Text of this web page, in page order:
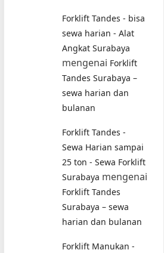
Forklift Tandes - bisa
sewa harian - Alat
Angkat Surabaya
mengenai Forklift
Tandes Surabaya –
sewa harian dan
bulanan
Forklift Tandes -
Sewa Harian sampai
25 ton - Sewa Forklift
Surabaya mengenai
Forklift Tandes
Surabaya – sewa
harian dan bulanan
Forklift Manukan -